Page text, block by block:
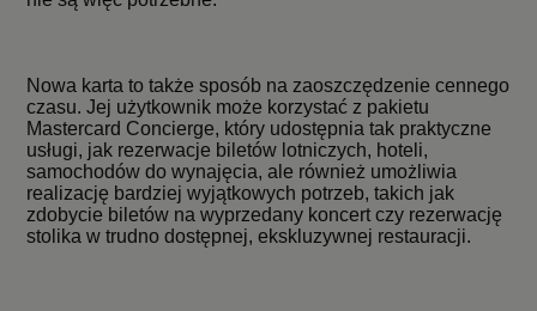
Nowa karta to także sposób na zaoszczędzenie cennego
czasu. Jej użytkownik może korzystać z pakietu
Mastercard Concierge, który udostępnia tak praktyczne
usługi, jak rezerwacje biletów lotniczych, hoteli,
samochodów do wynajęcia, ale również umożliwia
realizację bardziej wyjątkowych potrzeb, takich jak
zdobycie biletów na wyprzedany koncert czy rezerwację
stolika w trudno dostępnej, ekskluzywnej restauracji.